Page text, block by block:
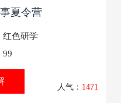
夏令营
红色研学
99
人气： 1471